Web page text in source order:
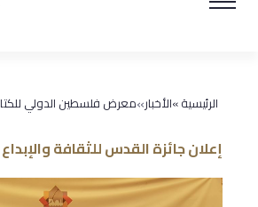
الرئيسية »الأخبار»معرض فلسطين الدولي
إعلان جائزة القدس للثقافة والإبداع